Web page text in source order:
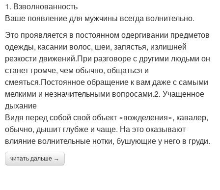
1. Взволнованность
Ваше появление для мужчины всегда волнительно.
Это проявляется в постоянном одергивании предметов
одежды, касании волос, шеи, запястья, излишней
резкости движений.При разговоре с другими людьми он
станет громче, чем обычно, общаться и
смеяться.Постоянное обращение к вам даже с самыми
мелкими и незначительными вопросами.2. Учащенное
дыхание
Видя перед собой свой объект «вожделения», кавалер,
обычно, дышит глубже и чаще. На это оказывают
влияние волнительные нотки, бушующие у него в груди.
читать дальше →